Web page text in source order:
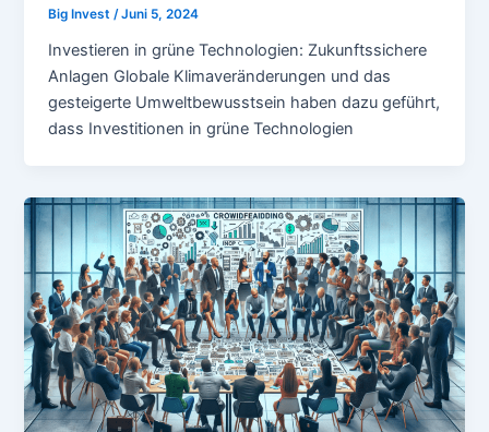
Big Invest/Juni 5, 2024
Investieren in grüne Technologien: Zukunftssichere
Anlagen Globale Klimaveränderungen und das
gesteigerte Umweltbewusstsein haben dazu geführt,
dass Investitionen in grüne Technologien